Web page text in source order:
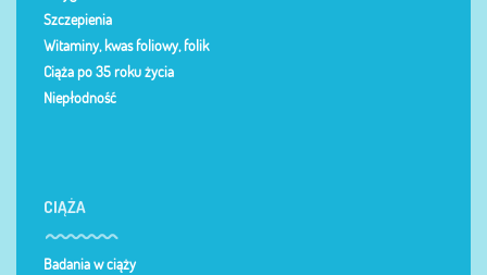
Szczepienia
Witaminy, kwas foliowy, folik
Ciąża po 35 roku życia
Niepłodność
CIĄŻA
Badania w ciąży